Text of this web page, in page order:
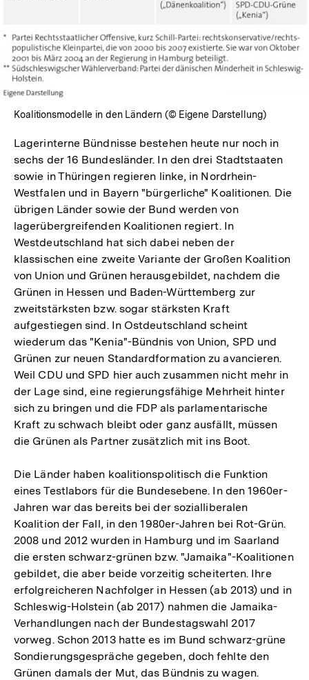
Koalitionsmodelle in den Ländern (© Eigene Darstellung)
Lagerinterne Bündnisse bestehen heute nur noch in
sechs der 16 Bundesländer. In den drei Stadtstaaten
sowie in Thüringen regieren linke, in Nordrhein-
Westfalen und in Bayern "bürgerliche" Koalitionen. Die
übrigen Länder sowie der Bund werden von
lagerübergreifenden Koalitionen regiert. In
Westdeutschland hat sich dabei neben der
klassischen eine zweite Variante der Großen Koalition
von Union und Grünen herausgebildet, nachdem die
Grünen in Hessen und Baden-Württemberg zur
zweitstärksten bzw. sogar stärksten Kraft
aufgestiegen sind. In Ostdeutschland scheint
wiederum das "Kenia"-Bündnis von Union, SPD und
Grünen zur neuen Standardformation zu avancieren.
Weil CDU und SPD hier auch zusammen nicht mehr in
der Lage sind, eine regierungsfähige Mehrheit hinter
sich zu bringen und die FDP als parlamentarische
Kraft zu schwach bleibt oder ganz ausfällt, müssen
die Grünen als Partner zusätzlich mit ins Boot.
Die Länder haben koalitionspolitisch die Funktion
eines Testlabors für die Bundesebene. In den 1960er-
Jahren war das bereits bei der sozialliberalen
Koalition der Fall, in den 1980er-Jahren bei Rot-Grün.
2008 und 2012 wurden in Hamburg und im Saarland
die ersten schwarz-grünen bzw. "Jamaika"-Koalitionen
gebildet, die aber beide vorzeitig scheiterten. Ihre
erfolgreicheren Nachfolger in Hessen (ab 2013) und in
Schleswig-Holstein (ab 2017) nahmen die Jamaika-
Verhandlungen nach der Bundestagswahl 2017
vorweg. Schon 2013 hatte es im Bund schwarz-grüne
Sondierungsgespräche gegeben, doch fehlte den
Grünen damals der Mut, das Bündnis zu wagen.